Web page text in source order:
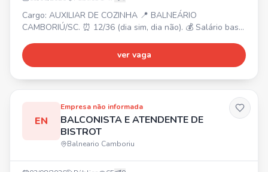
Cargo: AUXILIAR DE COZINHA 📍 BALNEÁRIO
CAMBORIÚ/SC. ⏰ 12/36 (dia sim, dia não). 💰 Salário base
incentivos para quem faz a diferença! Ambiente
colaborativo, oportunidade de crescimento, respeito e
ver vaga
EN
Empresa não informada
BALCONISTA E ATENDENTE DE
BISTROT
Balneario Camboriu